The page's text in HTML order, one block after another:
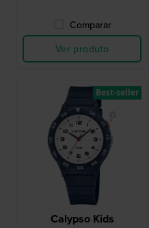
Comparar
Ver produto
Calypso Kids
Best-seller